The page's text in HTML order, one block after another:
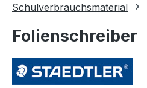
Schulverbrauchsmaterial
Folienschreiber